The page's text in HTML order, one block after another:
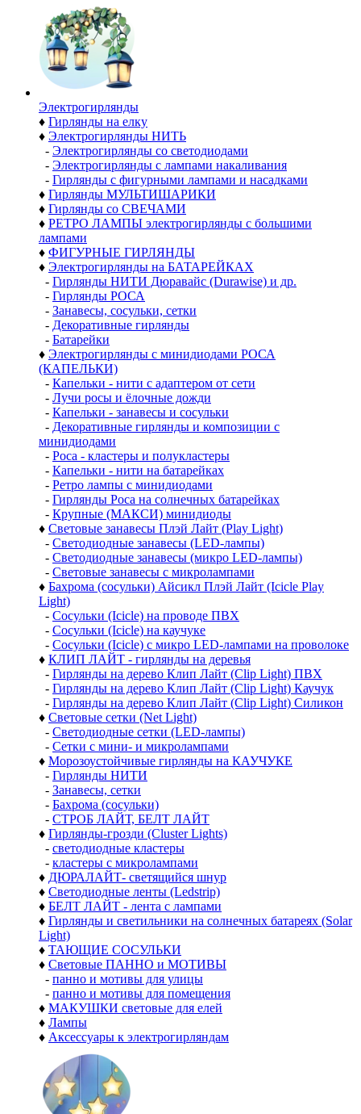
Электро­гирлянды
♦ Гирлянды на елку
♦ Электрогирлянды НИТЬ
- Электрогирлянды со светодиодами
- Электрогирлянды с лампами накаливания
- Гирлянды с фигурными лампами и насадками
♦ Гирлянды МУЛЬТИШАРИКИ
♦ Гирлянды со СВЕЧАМИ
♦ РЕТРО ЛАМПЫ электрогирлянды с большими
лампами
♦ ФИГУРНЫЕ ГИРЛЯНДЫ
♦ Электрогирлянды на БАТАРЕЙКАХ
- Гирлянды НИТИ Дюравайс (Durawise) и др.
- Гирлянды РОСА
- Занавесы, сосульки, сетки
- Декоративные гирлянды
- Батарейки
♦ Электрогирлянды с минидиодами РОСА
(КАПЕЛЬКИ)
- Капельки - нити с адаптером от сети
- Лучи росы и ёлочные дожди
- Капельки - занавесы и сосульки
- Декоративные гирлянды и композиции с
минидиодами
- Роса - кластеры и полукластеры
- Капельки - нити на батарейках
- Ретро лампы с минидиодами
- Гирлянды Роса на солнечных батарейках
- Крупные (МАКСИ) минидиоды
♦ Световые занавесы Плэй Лайт (Play Light)
- Светодиодные занавесы (LED-лампы)
- Светодиодные занавесы (микро LED-лампы)
- Световые занавесы с микролампами
♦ Бахрома (сосульки) Айсикл Плэй Лайт (Icicle Play
Light)
- Сосульки (Icicle) на проводе ПВХ
- Сосульки (Icicle) на каучуке
- Сосульки (Icicle) с микро LED-лампами на проволоке
♦ КЛИП ЛАЙТ - гирлянды на деревья
- Гирлянды на дерево Клип Лайт (Clip Light) ПВХ
- Гирлянды на дерево Клип Лайт (Clip Light) Каучук
- Гирлянды на дерево Клип Лайт (Clip Light) Силикон
♦ Световые сетки (Net Light)
- Светодиодные сетки (LED-лампы)
- Сетки с мини- и микролампами
♦ Морозоустойчивые гирлянды на КАУЧУКЕ
- Гирлянды НИТИ
- Занавесы, сетки
- Бахрома (сосульки)
- СТРОБ ЛАЙТ, БЕЛТ ЛАЙТ
♦ Гирлянды-грозди (Cluster Lights)
- светодиодные кластеры
- кластеры с микролампами
♦ ДЮРАЛАЙТ- светящийся шнур
♦ Светодиодные ленты (Ledstrip)
♦ БЕЛТ ЛАЙТ - лента с лампами
♦ Гирлянды и светильники на солнечных батареях (Solar
Light)
♦ ТАЮЩИЕ СОСУЛЬКИ
♦ Световые ПАННО и МОТИВЫ
- панно и мотивы для улицы
- панно и мотивы для помещения
♦ МАКУШКИ световые для елей
♦ Лампы
♦ Аксессуары к электрогирляндам